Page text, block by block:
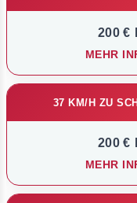
200 €
MEHR
37 KM/H ZU
200 €
MEHR